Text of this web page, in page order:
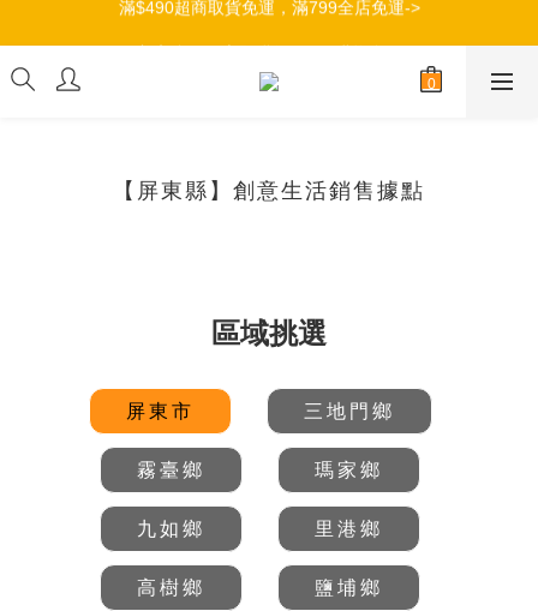
加入會員，立即獲得100元購物金->
【屏東縣】創意生活銷售據點
區域挑選
屏東市 三地門鄉
霧臺鄉 瑪家鄉
九如鄉 里港鄉
高樹鄉 鹽埔鄉